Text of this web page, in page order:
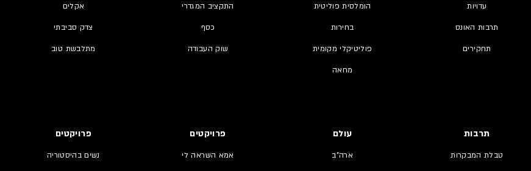
עדויות
תרבות האונס
תחקירים
הומלסית פוליטית
בחירות
פוליטיקלי מקומית
מחאה
התקציב המגדרי
כסף
שוק העבודה
אקלים
צדק סביבתי
מתלבשת טוב
תרבות
טבלת המבקרות
עולם
ארה"ב
פרויקטים
אמא השראה לי
פרויקטים
נשים בהיסטוריה